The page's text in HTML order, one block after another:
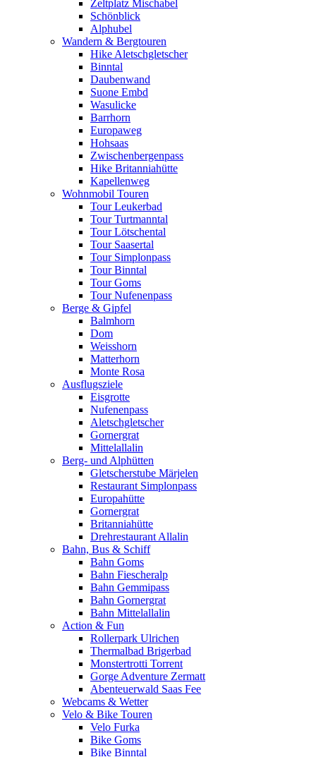
Zeltplatz Mischabel
Schönblick
Alphubel
Wandern & Bergtouren
Hike Aletschgletscher
Binntal
Daubenwand
Suone Embd
Wasulicke
Barrhorn
Europaweg
Hohsaas
Zwischenbergenpass
Hike Britanniahütte
Kapellenweg
Wohnmobil Touren
Tour Leukerbad
Tour Turtmanntal
Tour Lötschental
Tour Saasertal
Tour Simplonpass
Tour Binntal
Tour Goms
Tour Nufenenpass
Berge & Gipfel
Balmhorn
Dom
Weisshorn
Matterhorn
Monte Rosa
Ausflugsziele
Eisgrotte
Nufenenpass
Aletschgletscher
Gornergrat
Mittelallalin
Berg- und Alphütten
Gletscherstube Märjelen
Restaurant Simplonpass
Europahütte
Gornergrat
Britanniahütte
Drehrestaurant Allalin
Bahn, Bus & Schiff
Bahn Goms
Bahn Fiescheralp
Bahn Gemmipass
Bahn Gornergrat
Bahn Mittelallalin
Action & Fun
Rollerpark Ulrichen
Thermalbad Brigerbad
Monstertrotti Torrent
Gorge Adventure Zermatt
Abenteuerwald Saas Fee
Webcams & Wetter
Velo & Bike Touren
Velo Furka
Bike Goms
Bike Binntal